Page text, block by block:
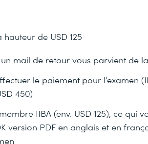
de USD 125
mail de retour vous parvient de
le paiement pour l’examen
450)
IIBA (env. USD 125), ce qui
version PDF en anglais et en